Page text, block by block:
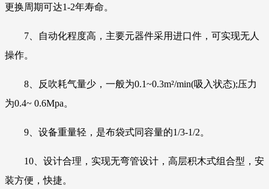
更换周期可达1-2年寿命。
7、自动化程度高，主要元器件采用进口件，可实现无人
操作。
8、反吹耗气量少，一般为0.1~0.3m²/min(吸入状态);压力
为0.4~ 0.6Mpa。
9、设备重量轻，是布袋式同容量的1/3-1/2。
10、设计合理，实现无弯管设计，高层积木式组合型，安
装方便，快捷。